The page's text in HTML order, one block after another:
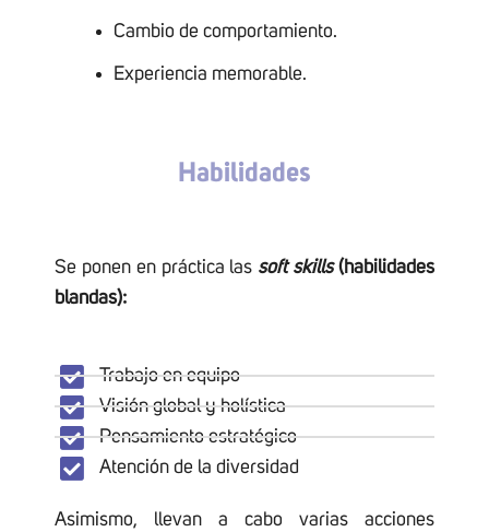
Cambio de comportamiento.
Experiencia memorable.
Habilidades
Se ponen en práctica las softskills(habilidades
blandas):
Trabajo en equipo
Visión global y holística
Pensamiento estratégico
Atención de la diversidad
Asimismo, llevan a cabo varias acciones